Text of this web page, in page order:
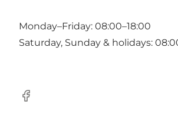
Monday–Friday: 08:00–18:00
Saturday, Sunday & holidays:
Facebook